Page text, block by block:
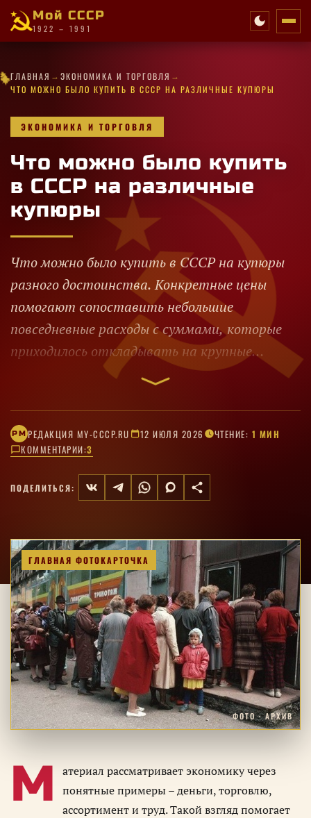
Мой СССР
1922 – 1991
★
✦
★
·✧★
·✧
✧
✦
✧
★
✦
·✦
✧
✧
✦
✧
·
✧
·
★
★★
✧
· ГЛАВНАЯ → ЭКОНОМИКА И ТОРГОВЛЯ →
ЧТО МОЖНО БЫЛО КУПИТЬ В СССР НА РАЗЛИЧНЫЕ КУПЮРЫ
ЭКОНОМИКА И ТОРГОВЛЯ
Что можно было купить
в СССР на различные
купюры
Что можно было купить в СССР на купюры
разного достоинства. Конкретные цены
помогают сопоставить небольшие
повседневные расходы с суммами, которые
приходилось откладывать на крупные
РM РЕДАКЦИЯ MY-CCCP.RU 12 ИЮЛЯ 2026 ЧТЕНИЕ: 1 МИН
КОММЕНТАРИИ:3
ПОДЕЛИТЬСЯ:
ГЛАВНАЯ ФОТОКАРТОЧКА
ФОТО · АРХИВ
М
атериал рассматривает экономику через
понятные примеры – деньги, торговлю,
ассортимент и труд. Такой взгляд помогает